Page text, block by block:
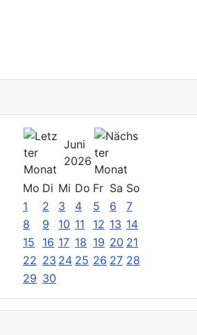
Juni
2026
Mo Di Mi Do Fr Sa So
1
2 3 4 5 6
7
8
9 10 11 12 13 14
15
16 17 18 19 20 21
22 23 24 25 26 27 28
29 30